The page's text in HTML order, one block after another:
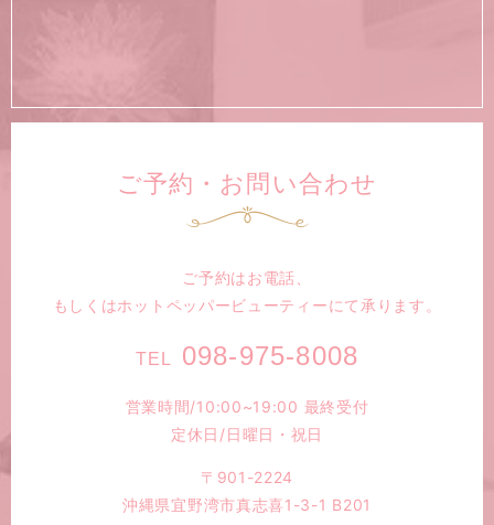
ご予約・お問い合わせ
ご予約はお電話、
もしくはホットペッパービューティーにて承ります。
TEL 098-975-8008
営業時間/10:00~19:00 最終受付
定休日/日曜日・祝日
〒901-2224
沖縄県宜野湾市真志喜1-3-1 B201